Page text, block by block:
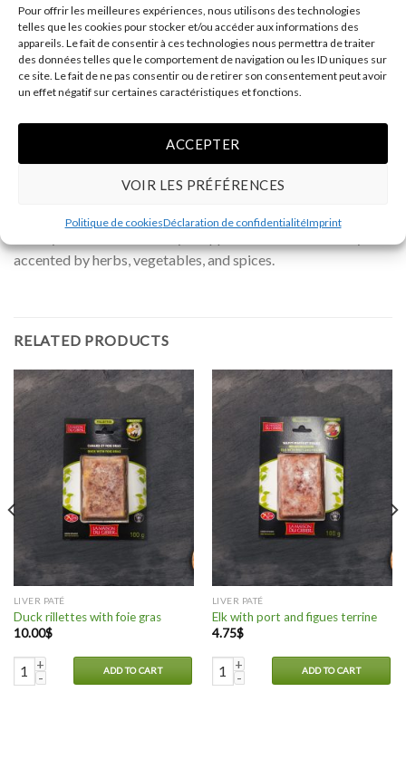
Pour offrir les meilleures expériences, nous utilisons des technologies
telles que les cookies pour stocker et/ou accéder aux informations des
appareils. Le fait de consentir à ces technologies nous permettra de traiter
des données telles que le comportement de navigation ou les ID uniques sur
ce site. Le fait de ne pas consentir ou de retirer son consentement peut avoir
un effet négatif sur certaines caractéristiques et fonctions.
ACCEPTER
VOIR LES PRÉFÉRENCES
Politique de cookiesDéclaration de confidentialitéImprint
Chicken Cretonnade quantityADD TO CART
accented by herbs, vegetables, and spices.
RELATED PRODUCTS
LIVER PATÉ
Duck rillettes with foie gras
10.00$
Duck rillettes with foie gras quantity
ADD TO CART
LIVER PATÉ
Elk with port and figues terrine
4.75$
Elk with port and figues terrine
ADD TO CART
syrup terrine quantity